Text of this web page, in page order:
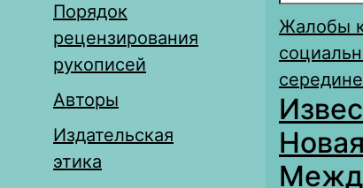
Порядок
рецензирования
рукописей
Авторы
Издательская
этика
Жалобы